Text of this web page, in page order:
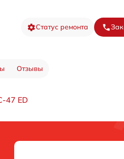
Статус ремонта
Отзывы
47 ED